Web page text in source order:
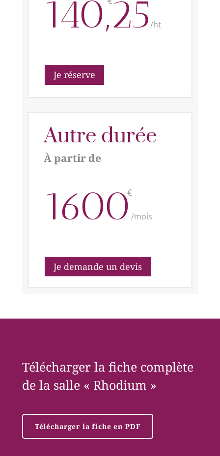
140,25/ht
Je réserve
Autre durée
À partir de
€
1600/mois
Je demande un devis
Télécharger la fiche complète
de la salle « Rhodium »
Télécharger la fiche en PDF